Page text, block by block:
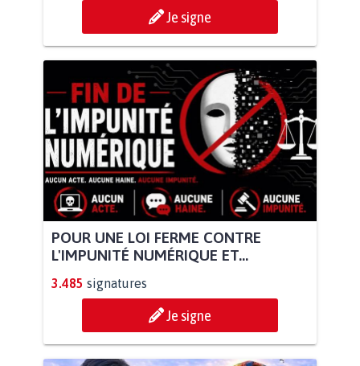
Je signe
POUR UNE LOI FERME CONTRE
L'IMPUNITÉ NUMÉRIQUE ET...
3.485 signatures
Je signe